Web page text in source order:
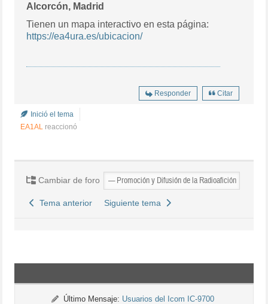
Alcorcón, Madrid
Tienen un mapa interactivo en esta página:
https://ea4ura.es/ubicacion/
Responder Citar
Inició el tema
EA1AL reaccionó
Cambiar de foro
Tema anterior Siguiente tema
Último Mensaje: Usuarios del Icom IC-9700